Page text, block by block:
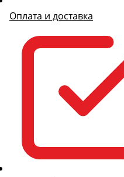
Оплата и доставка